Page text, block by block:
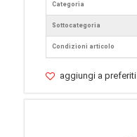
Categoria
Sottocategoria
Condizioni articolo
aggiungi a preferiti